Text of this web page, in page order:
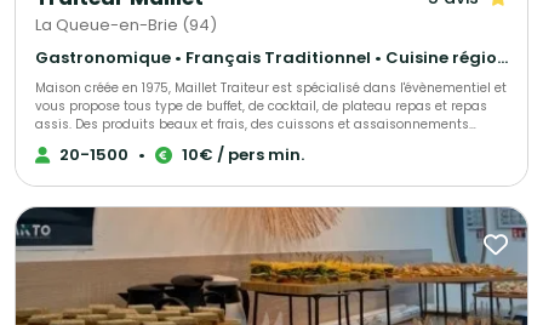
La Queue-en-Brie (94)
Gastronomique • Français Traditionnel • Cuisine régionale
Maison créée en 1975, Maillet Traiteur est spécialisé dans l'évènementiel et
vous propose tous type de buffet, de cocktail, de plateau repas et repas
assis. Des produits beaux et frais, des cuissons et assaisonnements
adaptés, le tout fait maison par notre chef de cuisine expérimenté!
Recettes élégantes, parfois oubliées et souvent surprenantes, toujours
l'organisation de réception.
20-1500 • 10€ / pers min.